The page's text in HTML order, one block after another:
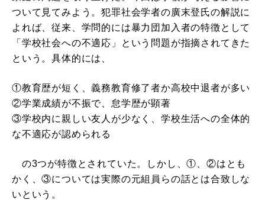
ついて見てみよう。犯罪社会学者の廣末登氏の解説に
よれば、従来、学問的には暴力団加入者の特徴として
「学校社会への不適応」という問題が指摘されてきた
という。具体的には、
①教育歴が短く、義務教育修了者か高校中退者が多い
②学業成績が不振で、怠学歴が顕著
③学校内に親しい友人が少なく、学校生活への全体的
な不適応が認められる
の3つが特徴とされていた。しかし、①、②はとも
かく、③については実際の元組員らの話とは合致しな
いという。